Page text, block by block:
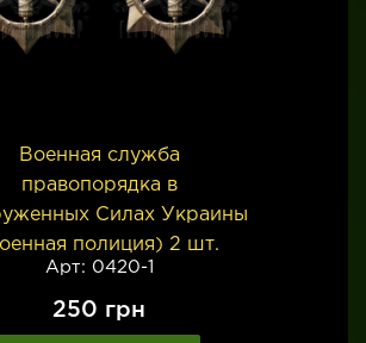
Военная служба
правопорядка в
Силах Украины
полиция) 2 шт.
Арт: 0420-1
250 грн